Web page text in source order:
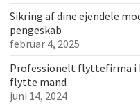
Sikring af dine ejendele
pengeskab
februar 4, 2025
Professionelt flyttefirma i
flytte mand
juni 14, 2024